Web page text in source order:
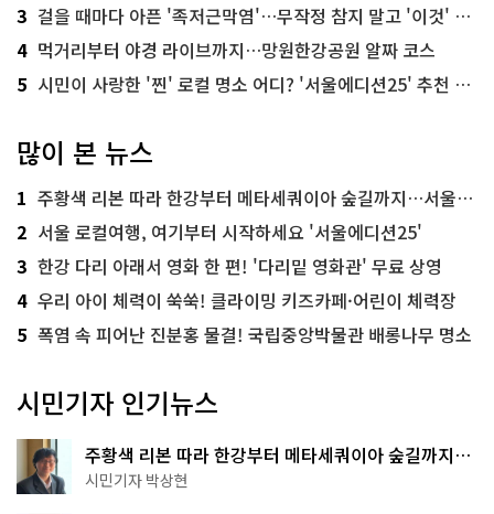
3 걸을 때마다 아픈 '족저근막염'…무작정 참지 말고 '이것' 해보세요!
4 먹거리부터 야경 라이브까지…망원한강공원 알짜 코스
5 시민이 사랑한 '찐' 로컬 명소 어디? '서울에디션25' 추천 코스
많이 본 뉴스
1 주황색 리본 따라 한강부터 메타세쿼이아 숲길까지…서울둘레길 15코스
2 서울 로컬여행, 여기부터 시작하세요 '서울에디션25'
3 한강 다리 아래서 영화 한 편! '다리밑 영화관' 무료 상영
4 우리 아이 체력이 쑥쑥! 클라이밍 키즈카페·어린이 체력장
5 폭염 속 피어난 진분홍 물결! 국립중앙박물관 배롱나무 명소
시민기자 인기뉴스
주황색 리본 따라 한강부터 메타세쿼이아 숲길까지…
서울둘레길 15코스
시민기자 박상현